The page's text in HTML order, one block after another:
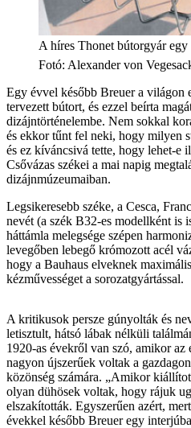
A híres Thonet bútorgyár egy
Fotó: Alexander von
Egy évvel később Breuer a világon
tervezett bútort, és ezzel beírta
dizájntörténelembe. Nem sokkal
és ekkor tűnt fel neki, hogy milyen
és ez kíváncsivá tette, hogy lehet-e
Csővázas székei a mai napig
dizájnmúzeumaiban.
Legsikeresebb széke, a Cesca,
nevét (a szék B32-es modellként is
háttámla melegsége szépen
levegőben lebegő krómozott acél
hogy a Bauhaus elveknek
kézművességet a sorozatgyártással.
A kritikusok persze gúnyolták és
letisztult, hátsó lábak nélküli
1920-as évekről van szó, amikor
nagyon újszerűek voltak a
közönség számára. „Amikor
olyan dühösek voltak, hogy rájuk
elszakították. Egyszerűen azért,
évekkel később Breuer egy